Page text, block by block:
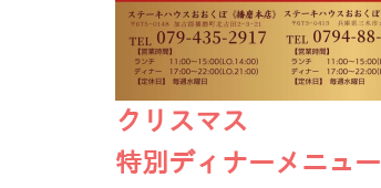
クリスマス
特別ディナーメニュー